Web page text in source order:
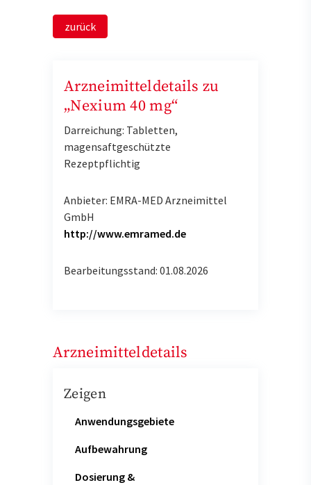
zurück
Arzneimitteldetails zu
„Nexium 40 mg“
Darreichung: Tabletten,
magensaftgeschützte
Rezeptpflichtig
Anbieter: EMRA-MED Arzneimittel
GmbH
http://www.emramed.de
Bearbeitungsstand: 01.08.2026
Arzneimitteldetails
Zeigen
Anwendungsgebiete
Aufbewahrung
Dosierung &